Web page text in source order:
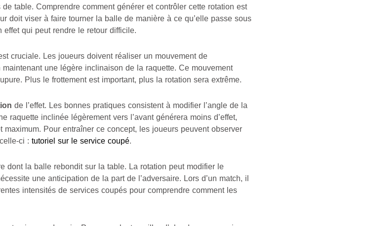
table. Comprendre comment générer et contrôler cette rotation est
doit viser à faire tourner la balle de manière à ce qu’elle passe sous
effet qui peut rendre le retour difficile.
cruciale. Les joueurs doivent réaliser un mouvement de
une légère inclinaison de la raquette. Ce mouvement
Plus le frottement est important, plus la rotation sera extrême.
de l’effet. Les bonnes pratiques consistent à modifier l’angle de la
raquette inclinée légèrement vers l’avant générera moins d’effet,
maximum. Pour entraîner ce concept, les joueurs peuvent observer
ci : tutoriel sur le service coupé.
dont la balle rebondit sur la table. La rotation peut modifier le
une anticipation de la part de l’adversaire. Lors d’un match, il
intensités de services coupés pour comprendre comment les